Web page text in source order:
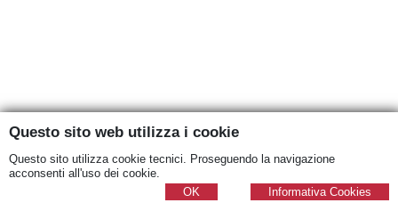
Questo sito web utilizza i cookie
Questo sito utilizza cookie tecnici. Proseguendo la navigazione
acconsenti all'uso dei cookie.
Informativa Cookies
OK